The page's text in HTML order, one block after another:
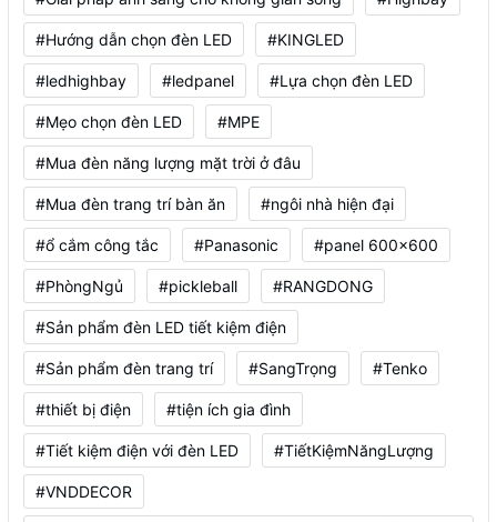
#Hướng dẫn chọn đèn LED #KINGLED
#ledhighbay #ledpanel #Lựa chọn đèn LED
#Mẹo chọn đèn LED #MPE
#Mua đèn năng lượng mặt trời ở đâu
#Mua đèn trang trí bàn ăn #ngôi nhà hiện đại
#ổ cắm công tắc #Panasonic #panel 600x600
#PhòngNgủ #pickleball #RANGDONG
#Sản phẩm đèn LED tiết kiệm điện
#Sản phẩm đèn trang trí #SangTrọng #Tenko
#thiết bị điện #tiện ích gia đình
#Tiết kiệm điện với đèn LED #TiếtKiệmNăngLượng
#VNDDECOR